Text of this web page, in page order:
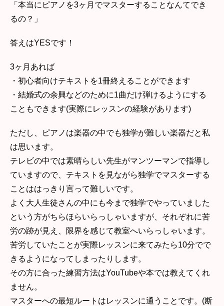
「本当にピアノを3ヶ月でマスターすることなんてでき
るの？」
答えはYESです！
3ヶ月あれば
・初心者向けテキストを1冊終えることができます
・結婚式の余興などのために1曲だけ弾けるようにする
こともできます(実際にレッスンの経験があります)
ただし、ピアノは楽器の中でも独学が難しい楽器だと私
は思います。
テレビの中では素晴らしい先生がマンツーマンで指導し
ていますので、テキストを見ながら独学でマスターする
ことははっきり言って難しいです。
よく大人生徒さんの中にも今まで独学でやっていました
という方がちらほらいらっしゃいますが、それぞれに苦
労の跡が見え、限界を感じて教室へいらっしゃいます。
苦労していたことが実際レッスンに来てみたら10分でで
きるようになってしまったりします。
その方に合った練習方法はYouTubeや本では教えてくれ
ません。
マスターへの最短ルートはレッスンに通うことです。(断